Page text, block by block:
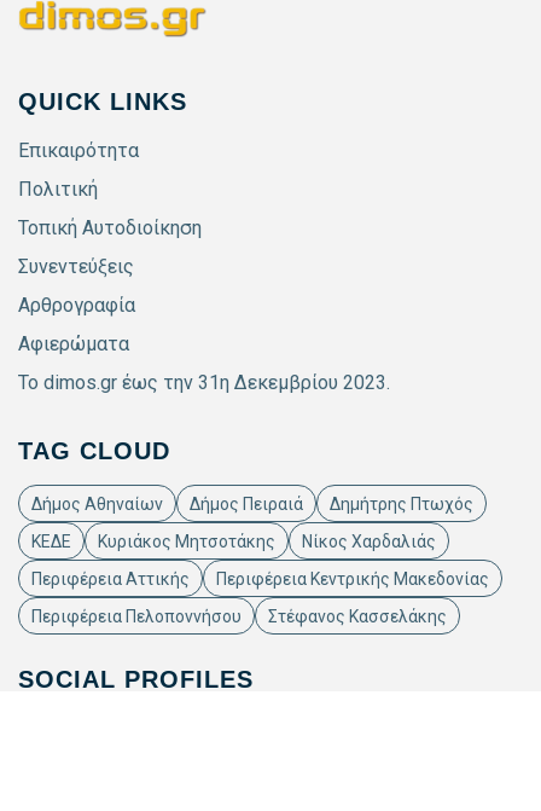
QUICK LINKS
Επικαιρότητα
Πολιτική
Τοπική Αυτοδιοίκηση
Συνεντεύξεις
Αρθρογραφία
Αφιερώματα
Το dimos.gr έως την 31η Δεκεμβρίου 2023.
TAG CLOUD
Δήμος Αθηναίων Δήμος Πειραιά
Δημήτρης Πτωχός
ΚΕΔΕ
Κυριάκος Μητσοτάκης
Νίκος Χαρδαλιάς
Περιφέρεια Αττικής
Περιφέρεια Κεντρικής Μακεδονίας
Περιφέρεια Πελοποννήσου
Στέφανος Κασσελάκης
SOCIAL PROFILES